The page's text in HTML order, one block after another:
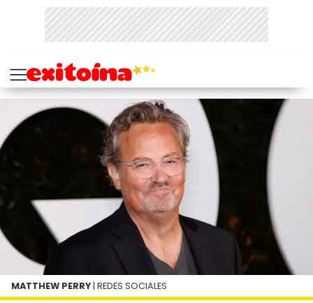
MATTHEW PERRY| REDES SOCIALES